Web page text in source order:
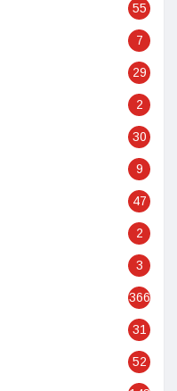
55
7
29
2
30
9
47
2
3
366
31
52